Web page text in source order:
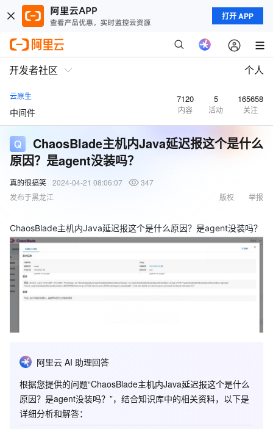
打开 APP
开发者社区 个人
云原生
中间件
7120
内容
5
活动
165658
关注
ChaosBlade主机内Java延迟报这个是什么
原因？是agent没装吗？
真的很搞笑 2024-04-21 08:06:07
347
发布于黑龙江
举报
版权
ChaosBlade主机内Java延迟报这个是什么原因？是agent没装吗？
阿里云 AI 助理回答
根据您提供的问题“ChaosBlade主机内Java延迟报这个是什么
原因？是agent没装吗？”，结合知识库中的相关资料，以下是
详细分析和解答：